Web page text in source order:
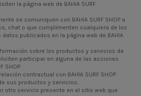
la página web de BAHIA SURF
se comuniquen con BAHIA SURF SHOP a
chat o que cumplimenten cualquiera de los
publicados en la página web de BAHIA
sobre los productos y servicios de
participar en alguna de las acciones
SHOP.
contractual con BAHIA SURF SHOP
sus productos y servicios.
otro servicio presente en el sitio web que